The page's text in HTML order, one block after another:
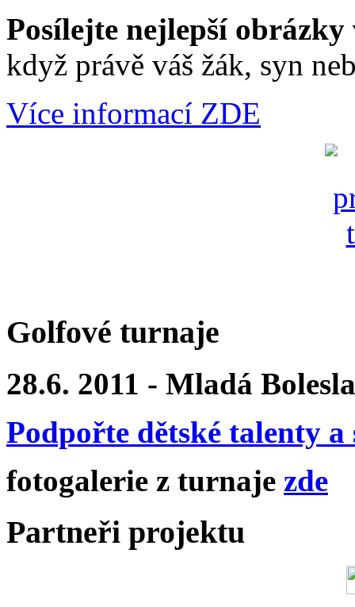
Posílejte nejlepší obrázky
když právě váš žák, syn
Více informací ZDE
Golfové turnaje
28.6. 2011 - Mladá
Podpořte dětské talenty
fotogalerie z turnaje zde
Partneři projektu